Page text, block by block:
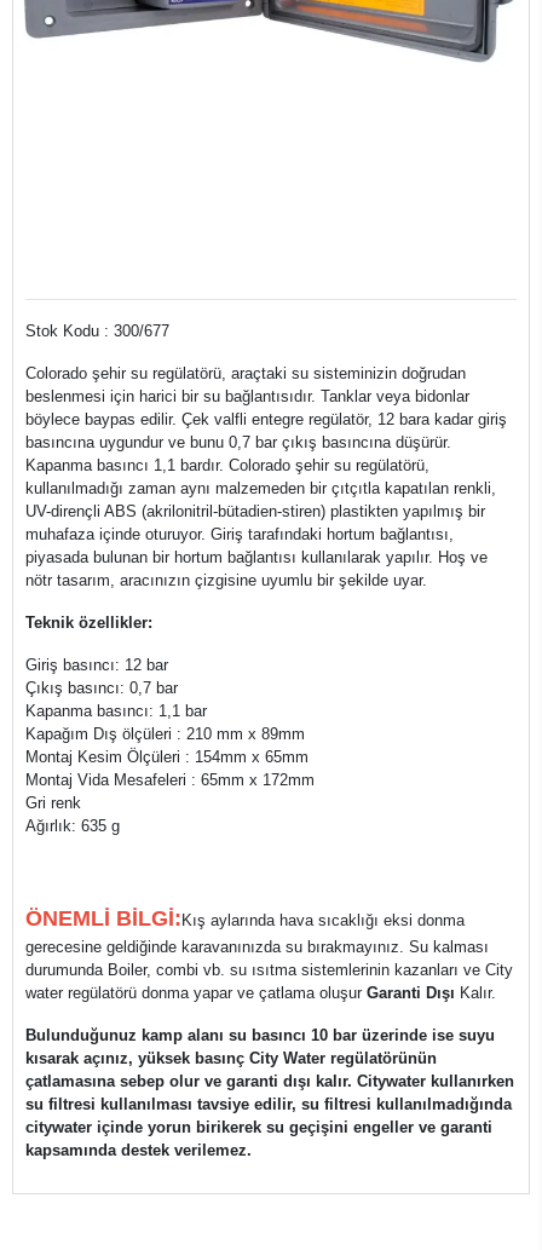
Stok Kodu : 300/677
Colorado şehir su regülatörü, araçtaki su sisteminizin doğrudan
beslenmesi için harici bir su bağlantısıdır. Tanklar veya bidonlar
böylece baypas edilir. Çek valfli entegre regülatör, 12 bara kadar giriş
basıncına uygundur ve bunu 0,7 bar çıkış basıncına düşürür.
Kapanma basıncı 1,1 bardır. Colorado şehir su regülatörü,
kullanılmadığı zaman aynı malzemeden bir çıtçıtla kapatılan renkli,
UV-dirençli ABS (akrilonitril-bütadien-stiren) plastikten yapılmış bir
muhafaza içinde oturuyor. Giriş tarafındaki hortum bağlantısı,
piyasada bulunan bir hortum bağlantısı kullanılarak yapılır. Hoş ve
nötr tasarım, aracınızın çizgisine uyumlu bir şekilde uyar.
Teknik özellikler:
Giriş basıncı: 12 bar
Çıkış basıncı: 0,7 bar
Kapanma basıncı: 1,1 bar
Kapağım Dış ölçüleri : 210 mm x 89mm
Montaj Kesim Ölçüleri : 154mm x 65mm
Montaj Vida Mesafeleri : 65mm x 172mm
Gri renk
Ağırlık: 635 g
ÖNEMLİ BİLGİ: Kış aylarında hava sıcaklığı eksi donma
gerecesine geldiğinde karavanınızda su bırakmayınız. Su kalması
durumunda Boiler, combi vb. su ısıtma sistemlerinin kazanları ve City
water regülatörü donma yapar ve çatlama oluşur Garanti Dışı Kalır.
Bulunduğunuz kamp alanı su basıncı 10 bar üzerinde ise suyu
kısarak açınız, yüksek basınç City Water regülatörünün
çatlamasına sebep olur ve garanti dışı kalır. Citywater kullanırken
su filtresi kullanılması tavsiye edilir, su filtresi kullanılmadığında
citywater içinde yorun birikerek su geçişini engeller ve garanti
kapsamında destek verilemez.